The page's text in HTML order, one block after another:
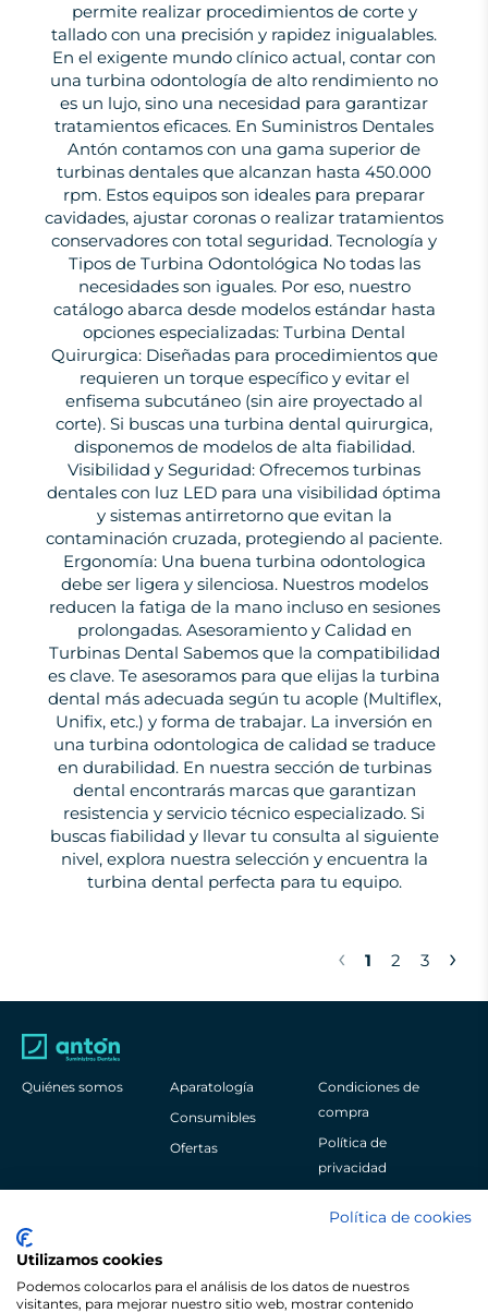
permite realizar procedimientos de corte y
tallado con una precisión y rapidez inigualables.
En el exigente mundo clínico actual, contar con
una turbina odontología de alto rendimiento no
es un lujo, sino una necesidad para garantizar
tratamientos eficaces. En Suministros Dentales
Antón contamos con una gama superior de
turbinas dentales que alcanzan hasta 450.000
rpm. Estos equipos son ideales para preparar
cavidades, ajustar coronas o realizar tratamientos
conservadores con total seguridad. Tecnología y
Tipos de Turbina Odontológica No todas las
necesidades son iguales. Por eso, nuestro
catálogo abarca desde modelos estándar hasta
opciones especializadas: Turbina Dental
Quirurgica: Diseñadas para procedimientos que
requieren un torque específico y evitar el
enfisema subcutáneo (sin aire proyectado al
corte). Si buscas una turbina dental quirurgica,
disponemos de modelos de alta fiabilidad.
Visibilidad y Seguridad: Ofrecemos turbinas
dentales con luz LED para una visibilidad óptima
y sistemas antirretorno que evitan la
contaminación cruzada, protegiendo al paciente.
Ergonomía: Una buena turbina odontologica
debe ser ligera y silenciosa. Nuestros modelos
reducen la fatiga de la mano incluso en sesiones
prolongadas. Asesoramiento y Calidad en
Turbinas Dental Sabemos que la compatibilidad
es clave. Te asesoramos para que elijas la turbina
dental más adecuada según tu acople (Multiflex,
Unifix, etc.) y forma de trabajar. La inversión en
una turbina odontologica de calidad se traduce
en durabilidad. En nuestra sección de turbinas
dental encontrarás marcas que garantizan
resistencia y servicio técnico especializado. Si
buscas fiabilidad y llevar tu consulta al siguiente
nivel, explora nuestra selección y encuentra la
turbina dental perfecta para tu equipo.
‹ 1 2 3 ›
Quiénes somos
Aparatología
Consumibles
Ofertas
Condiciones de
compra
Política de
privacidad
Política de cookies
Utilizamos cookies
Podemos colocarlos para el análisis de los datos de nuestros
visitantes, para mejorar nuestro sitio web, mostrar contenido